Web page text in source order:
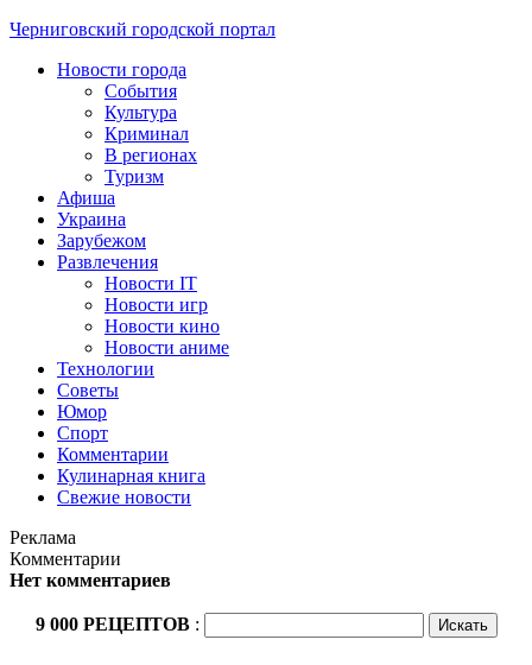
Черниговский городской портал
Новости города
События
Культура
Криминал
В регионах
Туризм
Афиша
Украина
Зарубежом
Развлечения
Новости IT
Новости игр
Новости кино
Новости аниме
Технологии
Советы
Юмор
Спорт
Комментарии
Кулинарная книга
Свежие новости
Реклама
Комментарии
Нет комментариев
9 000 РЕЦЕПТОВ :